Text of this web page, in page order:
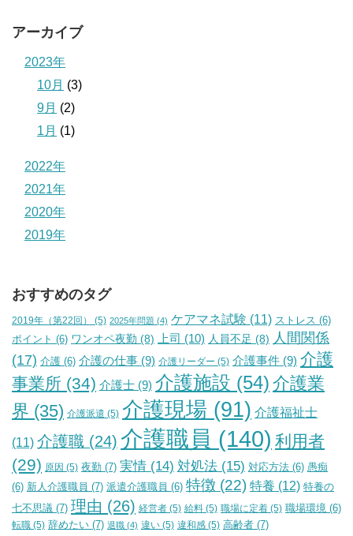
アーカイブ
2023年
10月 (3)
9月 (2)
1月 (1)
2022年
2021年
2020年
2019年
おすすめのタグ
2019年（第22回） (5) 2025年問題 (4) ケアマネ試験 (11) ストレス (6)
ポイント (6) ワンオペ夜勤 (8) 上司 (10) 人員不足 (8) 人間関係
(17) 介護 (6) 介護の仕事 (9) 介護リーダー (5) 介護事件 (9) 介護
事業所 (34) 介護士 (9) 介護施設 (54) 介護業
界 (35) 介護派遣 (5) 介護現場 (91) 介護福祉士
(11) 介護職 (24) 介護職員 (140) 利用者
(29) 原因 (5) 夜勤 (7) 実情 (14) 対処法 (15) 対応方法 (6) 愚痴
(6) 新人介護職員 (7) 派遣介護職員 (6) 特徴 (22) 特養 (12) 特養の
七不思議 (7) 理由 (26) 経営者 (5) 給料 (5) 職場に定着 (5) 職場環境 (6)
転職 (5) 辞めたい (7) 退職 (4) 違い (5) 違和感 (5) 高齢者 (7)